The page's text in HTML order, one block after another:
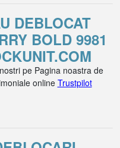
DEBLOCAT
BOLD 9981
pe Pagina noastra de
onlineTrustpilot